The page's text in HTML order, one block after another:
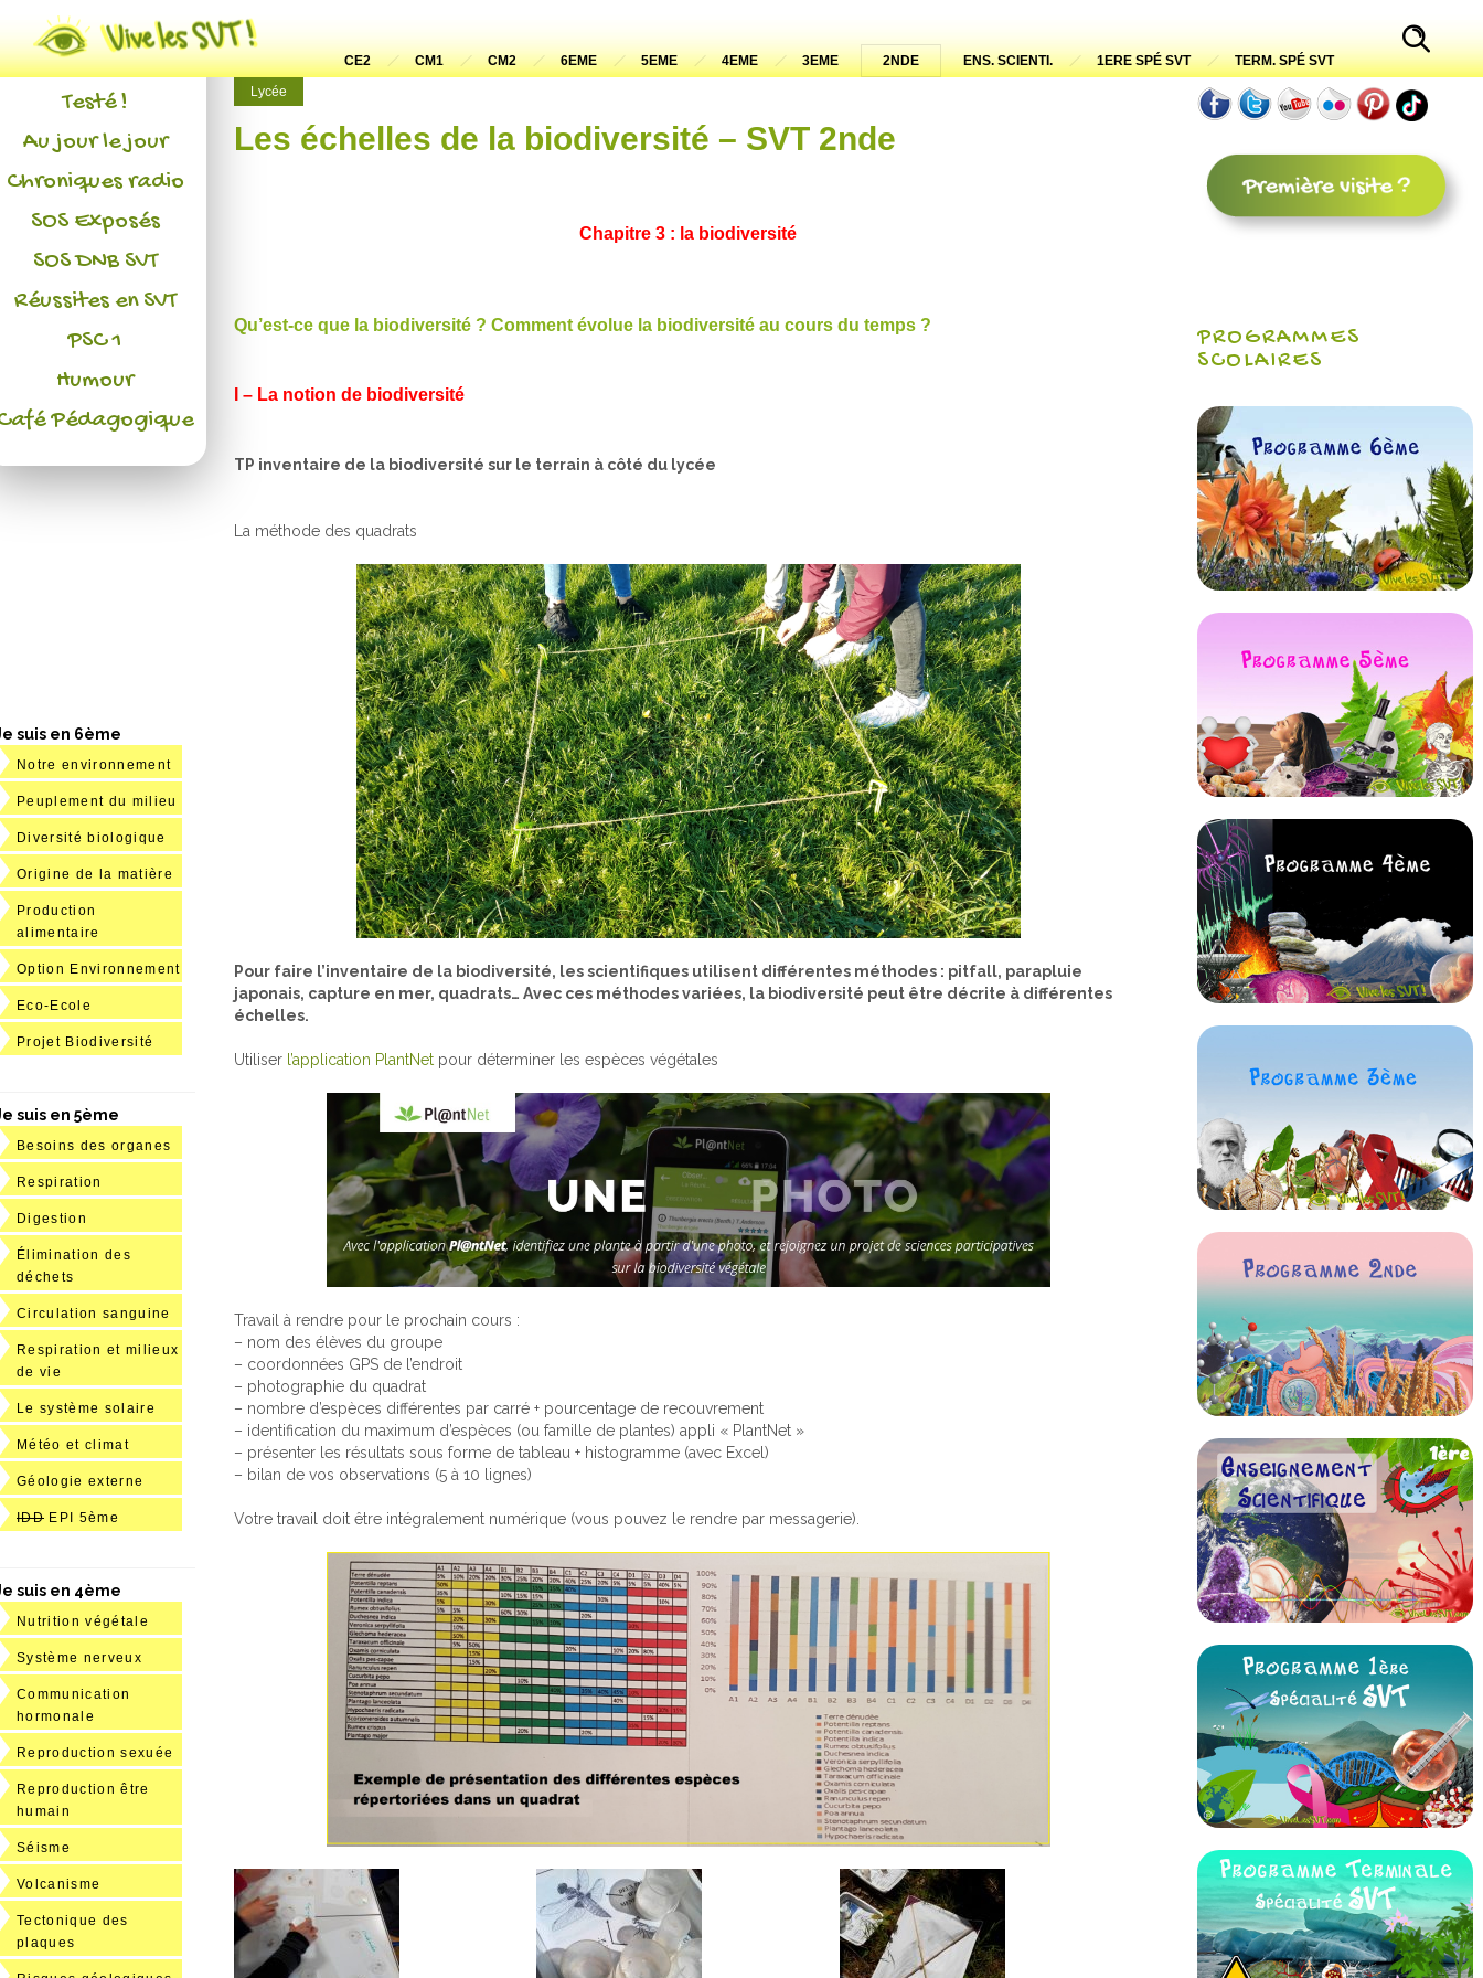
CE2 CM1 CM2 6EME 5EME 4EME 3EME 2NDE ENS. SCIENTI. 1ERE SPÉ SVT
TERM. SPÉ SVT
Lycée
Les échelles de la biodiversité – SVT 2nde
Chapitre 3 : la biodiversité
Qu’est-ce que la biodiversité ? Comment évolue la biodiversité au cours du temps ?
I – La notion de biodiversité
TP inventaire de la biodiversité sur le terrain à côté du lycée
La méthode des quadrats
Pour faire l’inventaire de la biodiversité, les scientifiques utilisent différentes méthodes : pitfall, parapluie
japonais, capture en mer, quadrats… Avec ces méthodes variées, la biodiversité peut être décrite à différentes
échelles.
Utiliser l’application PlantNet pour déterminer les espèces végétales
Travail à rendre pour le prochain cours :
– nom des élèves du groupe
– coordonnées GPS de l’endroit
– photographie du quadrat
– nombre d’espèces différentes par carré + pourcentage de recouvrement
– identification du maximum d’espèces (ou famille de plantes) appli « PlantNet »
– présenter les résultats sous forme de tableau + histogramme (avec Excel)
– bilan de vos observations (5 à 10 lignes)
Votre travail doit être intégralement numérique (vous pouvez le rendre par messagerie).
Actualités
L'association
Testé !
Au jour le jour
Chroniques radio
SOS Exposés
SOS DNB SVT
Réussites en SVT
PSC 1
Humour
Pédagogique
suis en 6ème
Notre environnement
Peuplement du milieu
Diversité biologique
Origine de la matière
Production
alimentaire
Option Environnement
Eco-Ecole
Projet Biodiversité
suis en 5ème
Besoins des organes
Respiration
Digestion
Élimination des
déchets
Circulation sanguine
Respiration et milieux
de vie
Le système solaire
Météo et climat
Géologie externe
IDD EPI 5ème
suis en 4ème
Nutrition végétale
Système nerveux
Communication
hormonale
Reproduction sexuée
Reproduction être
humain
Séisme
Volcanisme
Tectonique des
plaques
PROGRAMMES
SCOLAIRES